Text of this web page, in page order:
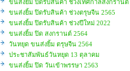
ขนส่งยิ้ม ปิดรับสินค้า ช่วงเทศกาลสงกรานต์
ขนส่งยิ้ม ปิดรับสินค้า ช่วงตรุษจีน 2565
ขนส่งยิ้ม ปิดรับสินค้า ช่วงปีใหม่ 2022
ขนส่งยิ้ม ปิด สงกรานต์ 2564
วันหยุด ขนส่งยิ้ม ตรุษจีน 2564
ประชาสัมพันธ์วันหยุด 13 ตุลาคม
ขนส่งยิ้ม ปิด วันเข้าพรรษา 2563